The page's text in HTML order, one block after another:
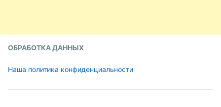
ОБРАБОТКА ДАННЫХ
Наша политика конфиденциальности